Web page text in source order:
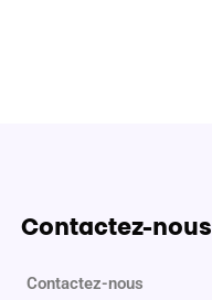
Contactez-nous
Contactez-nous